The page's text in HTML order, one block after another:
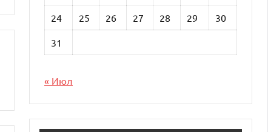
24 25 26 27 28 29 30
31
« Июл